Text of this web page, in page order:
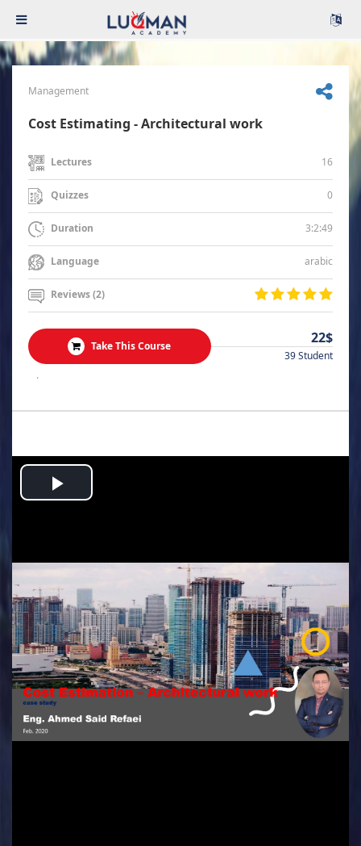
Management
Cost Estimating - Architectural work
Lectures 16
Quizzes 0
Duration 3:2:49
Language arabic
Reviews (2)
Take This Course 22$
39 Student
.
Play